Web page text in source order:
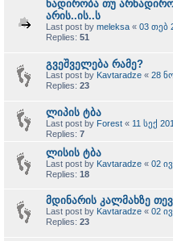
ნადირობა თუ
არის..ის..ს
Last post by meleksa « 03 თებ
Replies: 51
გვეშველება რამე?
Last post by Kavtaradze « 28
Replies: 23
ლიპის ტბა
Last post by Forest « 11 სექ
Replies: 7
ლისის ტბა
Last post by Kavtaradze « 02
Replies: 18
მდინარის კალმახზე
Last post by Kavtaradze « 02
Replies: 23